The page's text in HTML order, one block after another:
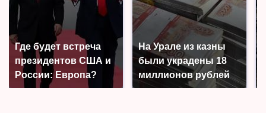
Где будет встреча
президентов США и
России: Европа?
На Урале из казны
были украдены 18
миллионов рублей